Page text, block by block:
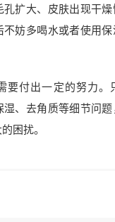
孔扩大、皮肤出现干
不妨多喝水或者使用
要付出一定的努力。
湿、去角质等细节问
困扰。